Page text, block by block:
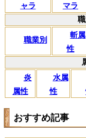
ャラ
マラ
職業別
斬属
性
炎
属性
水属
性
おすすめ記事